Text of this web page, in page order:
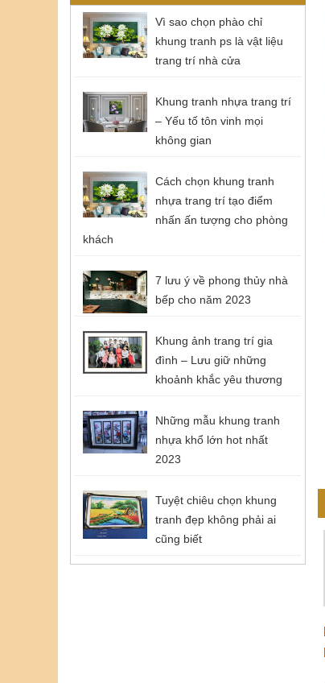
Vì sao chọn phào chỉ
khung tranh ps là vật liệu
trang trí nhà cửa
Khung tranh nhựa trang trí
– Yếu tố tôn vinh mọi
không gian
Cách chọn khung tranh
nhựa trang trí tạo điểm
nhấn ấn tượng cho phòng
khách
7 lưu ý về phong thủy nhà
bếp cho năm 2023
Khung ảnh trang trí gia
đình – Lưu giữ những
khoảnh khắc yêu thương
Những mẫu khung tranh
nhựa khổ lớn hot nhất
2023
Tuyệt chiêu chọn khung
tranh đẹp không phải ai
cũng biết